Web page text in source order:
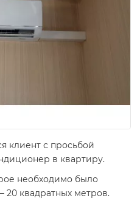
клиент с просьбой
в квартиру.
необходимо было
20 квадратных метров.